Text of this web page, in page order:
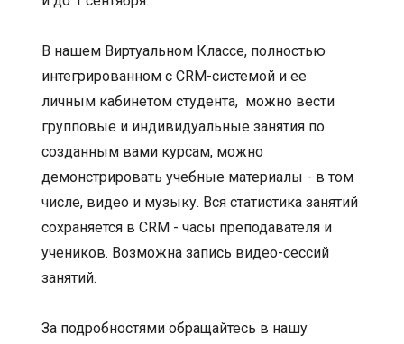
В нашем Виртуальном Классе, полностью
интегрированном с CRM-системой и ее
личным кабинетом студента, можно вести
групповые и индивидуальные занятия по
созданным вами курсам, можно
демонстрировать учебные материалы - в том
числе, видео и музыку. Вся статистика занятий
сохраняется в CRM - часы преподавателя и
учеников. Возможна запись видео-сессий
занятий.
За подробностями обращайтесь в нашу